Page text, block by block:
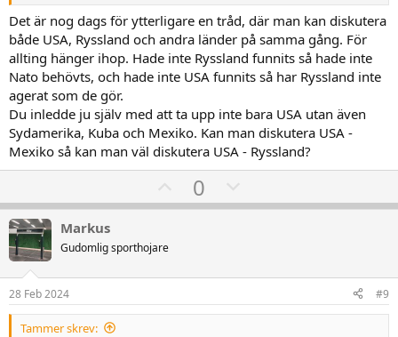
Det är nog dags för ytterligare en tråd, där man kan diskutera
både USA, Ryssland och andra länder på samma gång. För
allting hänger ihop. Hade inte Ryssland funnits så hade inte
Nato behövts, och hade inte USA funnits så har Ryssland inte
agerat som de gör.
Du inledde ju själv med att ta upp inte bara USA utan även
Sydamerika, Kuba och Mexiko. Kan man diskutera USA -
Mexiko så kan man väl diskutera USA - Ryssland?
U
p
t
0
o
v
t
Markus
Gudomlig sporthojare
28 Feb 2024 #9
Tammer skrev: